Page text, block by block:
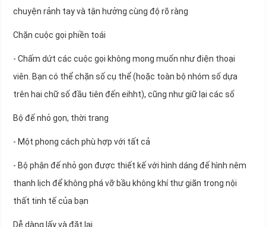
chuyện rảnh tay và tận hưởng cùng độ rõ ràng
Chặn cuộc gọi phiền toái
- Chấm dứt các cuộc gọi không mong muốn như điện thoại
viên. Bạn có thể chặn số cụ thể (hoặc toàn bộ nhóm số dựa
trên hai chữ số đầu tiên đến eihht), cũng như giữ lại các số
Bộ đế nhỏ gọn, thời trang
- Một phong cách phù hợp với tất cả
- Bộ phận đế nhỏ gọn được thiết kế với hình dáng đế hình nêm
thanh lịch để không phá vỡ bầu không khí thư giãn trong nội
thất tinh tế của bạn
Dễ dàng lấy và đặt lại